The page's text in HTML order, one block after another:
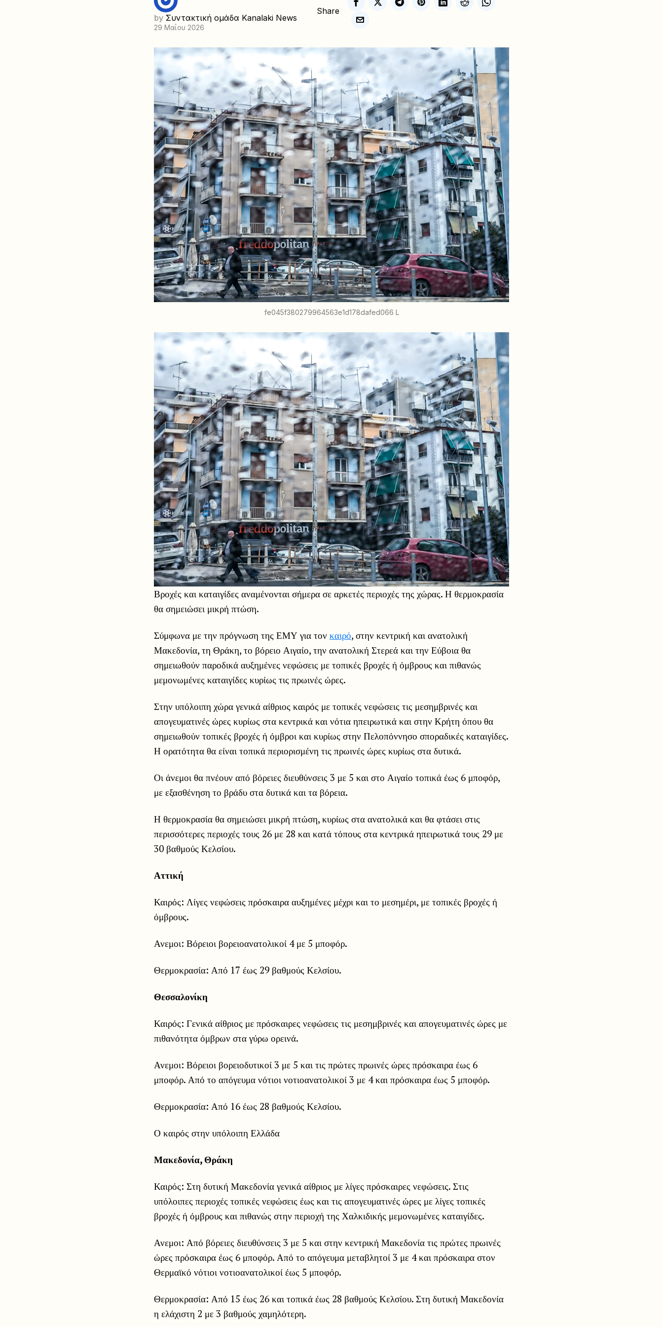
by Συντακτική ομάδα Kanalaki News
29 Μαΐου 2026
Share
fe045f380279964563e1d178dafed066 L
Βροχές και καταιγίδες αναμένονται σήμερα σε αρκετές περιοχές της χώρας. Η θερμοκρασία
θα σημειώσει μικρή πτώση.
Σύμφωνα με την πρόγνωση της ΕΜΥ για τον καιρό, στην κεντρική και ανατολική
Μακεδονία, τη Θράκη, το βόρειο Αιγαίο, την ανατολική Στερεά και την Εύβοια θα
σημειωθούν παροδικά αυξημένες νεφώσεις με τοπικές βροχές ή όμβρους και πιθανώς
μεμονωμένες καταιγίδες κυρίως τις πρωινές ώρες.
Στην υπόλοιπη χώρα γενικά αίθριος καιρός με τοπικές νεφώσεις τις μεσημβρινές και
απογευματινές ώρες κυρίως στα κεντρικά και νότια ηπειρωτικά και στην Κρήτη όπου θα
σημειωθούν τοπικές βροχές ή όμβροι και κυρίως στην Πελοπόννησο σποραδικές καταιγίδες.
Η ορατότητα θα είναι τοπικά περιορισμένη τις πρωινές ώρες κυρίως στα δυτικά.
Οι άνεμοι θα πνέουν από βόρειες διευθύνσεις 3 με 5 και στο Αιγαίο τοπικά έως 6 μποφόρ,
με εξασθένηση το βράδυ στα δυτικά και τα βόρεια.
Η θερμοκρασία θα σημειώσει μικρή πτώση, κυρίως στα ανατολικά και θα φτάσει στις
περισσότερες περιοχές τους 26 με 28 και κατά τόπους στα κεντρικά ηπειρωτικά τους 29 με
30 βαθμούς Κελσίου.
Αττική
Καιρός: Λίγες νεφώσεις πρόσκαιρα αυξημένες μέχρι και το μεσημέρι, με τοπικές βροχές ή
όμβρους.
Ανεμοι: Βόρειοι βορειοανατολικοί 4 με 5 μποφόρ.
Θερμοκρασία: Από 17 έως 29 βαθμούς Κελσίου.
Θεσσαλονίκη
Καιρός: Γενικά αίθριος με πρόσκαιρες νεφώσεις τις μεσημβρινές και απογευματινές ώρες με
πιθανότητα όμβρων στα γύρω ορεινά.
Ανεμοι: Βόρειοι βορειοδυτικοί 3 με 5 και τις πρώτες πρωινές ώρες πρόσκαιρα έως 6
μποφόρ. Από το απόγευμα νότιοι νοτιοανατολικοί 3 με 4 και πρόσκαιρα έως 5 μποφόρ.
Θερμοκρασία: Από 16 έως 28 βαθμούς Κελσίου.
Ο καιρός στην υπόλοιπη Ελλάδα
Μακεδονία, Θράκη
Καιρός: Στη δυτική Μακεδονία γενικά αίθριος με λίγες πρόσκαιρες νεφώσεις. Στις
υπόλοιπες περιοχές τοπικές νεφώσεις έως και τις απογευματινές ώρες με λίγες τοπικές
βροχές ή όμβρους και πιθανώς στην περιοχή της Χαλκιδικής μεμονωμένες καταιγίδες.
Ανεμοι: Από βόρειες διευθύνσεις 3 με 5 και στην κεντρική Μακεδονία τις πρώτες πρωινές
ώρες πρόσκαιρα έως 6 μποφόρ. Από το απόγευμα μεταβλητοί 3 με 4 και πρόσκαιρα στον
Θερμαϊκό νότιοι νοτιοανατολικοί έως 5 μποφόρ.
Θερμοκρασία: Από 15 έως 26 και τοπικά έως 28 βαθμούς Κελσίου. Στη δυτική Μακεδονία
η ελάχιστη 2 με 3 βαθμούς χαμηλότερη.